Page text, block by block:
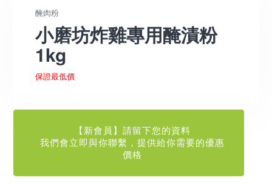
醃肉粉
小磨坊炸雞專用醃漬粉
1kg
保證最低價
【新會員】請留下您的資料
我們會立即與你聯繫，提供給你需要的優惠
價格